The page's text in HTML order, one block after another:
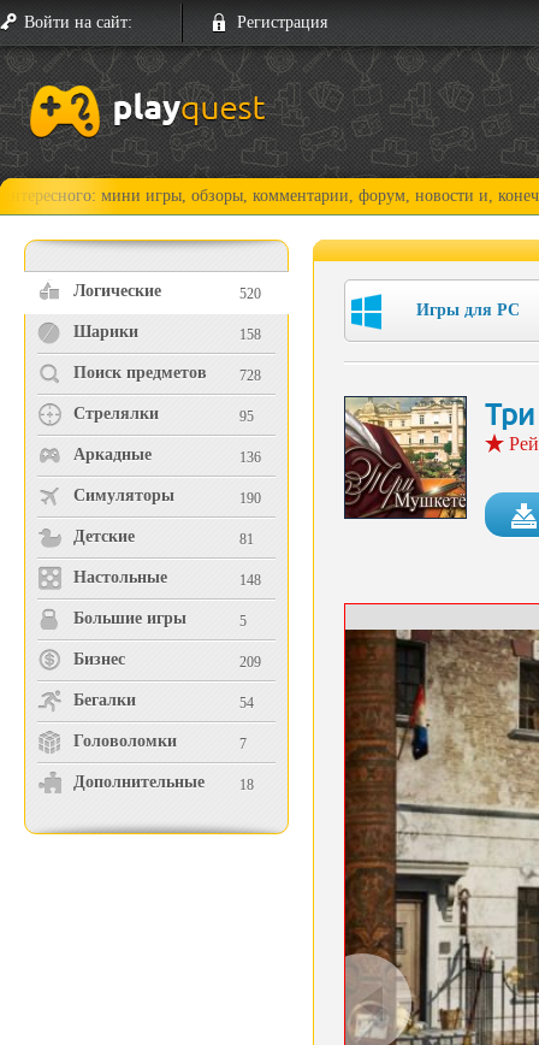
Войти на сайт: Регистрация
мини игры, обзоры, комментарии, форум, новости и, конечно,
Логические 520
Шарики 158
Поиск предметов 728
Стрелялки 95
Аркадные 136
Симуляторы 190
Детские 81
Настольные 148
Большие игры 5
Бизнес 209
Бегалки 54
Головоломки 7
Дополнительные 18
Игры для PC